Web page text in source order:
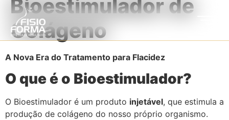
Bioestimulador de
Colágeno
A Nova Era do Tratamento para Flacidez
O que é o Bioestimulador?
O Bioestimulador é um produto injetável, que estimula a
produção de colágeno do nosso próprio organismo.